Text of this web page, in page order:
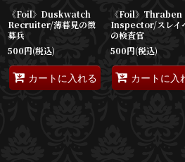
《Foil》Duskwatch
Recruiter/薄暮見の徴
募兵
500円(税込)
カートに入れる
《Foil》Thraben
Inspector/スレイ
の検査官
500円(税込)
カートに入